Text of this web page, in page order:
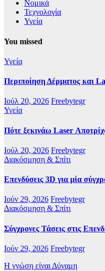
Νομικά
Τεχνολογία
Υγεία
You missed
Υγεία
Περιποίηση Δέρματος και
Ιούλ 20, 2026 Freebytegr
Υγεία
Πότε ξεκινάω Laser
Ιούλ 20, 2026 Freebytegr
Διακόσμηση & Σπίτι
Επενδύσεις 3D για μία
Ιούν 29, 2026 Freebytegr
Διακόσμηση & Σπίτι
Σύγχρονες Τάσεις στις
Ιούν 29, 2026 Freebytegr
Η γνώση είναι Δύναμη